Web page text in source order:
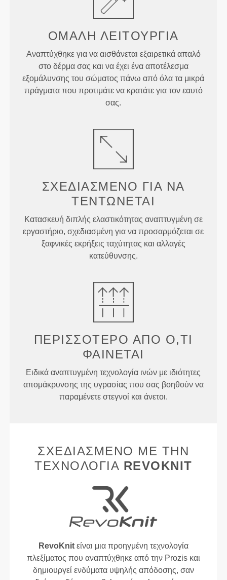
ΟΜΑΛΉ ΛΕΙΤΟΥΡΓΊΑ
Αναπτύχθηκε για να αισθάνεται εξαιρετικά απαλό
στο δέρμα σας και να έχει ένα αποτέλεσμα
εξομάλυνσης του σώματος πάνω από όλα τα μικρά
πράγματα που προτιμάτε να κρατάτε για τον εαυτό
σας.
ΣΧΕΔΙΑΣΜΈΝΟ ΓΙΑ ΝΑ
ΤΕΝΤΏΝΕΤΑΙ
Κατασκευή διπλής ελαστικότητας αναπτυγμένη σε
εργαστήριο, σχεδιασμένη για να προσαρμόζεται σε
ξαφνικές εκρήξεις ταχύτητας και αλλαγές
κατεύθυνσης.
ΠΕΡΙΣΣΌΤΕΡΟ ΑΠΌ Ό,ΤΙ
ΦΑΊΝΕΤΑΙ
Ειδικά αναπτυγμένη τεχνολογία ινών με ιδιότητες
απομάκρυνσης της υγρασίας που σας βοηθούν να
παραμένετε στεγνοί και άνετοι.
ΣΧΕΔΙΑΣΜΈΝΟ ΜΕ ΤΗΝ
ΤΕΧΝΟΛΟΓΊΑ REVOKNIT
RevoKnitείναι μια προηγμένη τεχνολογία
πλεξίματος που αναπτύχθηκε από την Prozis και
δημιουργεί ενδύματα υψηλής απόδοσης, σαν